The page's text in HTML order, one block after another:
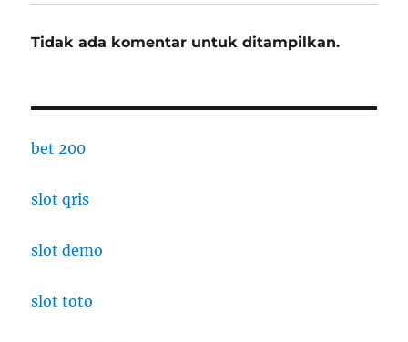
Tidak ada komentar untuk ditampilkan.
bet 200
slot qris
slot demo
slot toto